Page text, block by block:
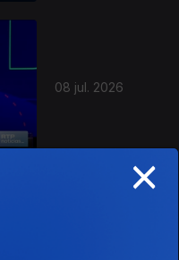
08 jul. 2026
×